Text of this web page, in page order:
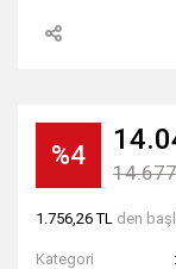
%4
1.756,26 TL den
Kategori